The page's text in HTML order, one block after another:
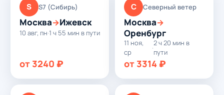
S S7 (Сибирь)
Москва→Ижевск
10 авг, пн·1 ч 55 мин в пути
от 3240 ₽
С Северный ветер
Москва→
Оренбург
11 ноя,
ср
·
2 ч 20 мин в
пути
от 3314 ₽